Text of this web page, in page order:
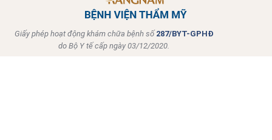
Giấy phép hoạt động khám chữa bệnh số 287/BYT-GPHĐ
do Bộ Y tế cấp ngày 03/12/2020.